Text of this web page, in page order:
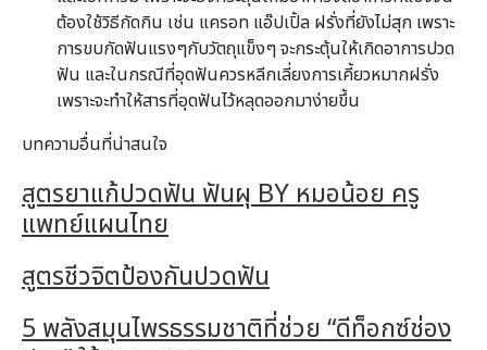
ต้องใช้วิธีกัดกิน เช่น แครอท แอ๊ปเปิ้ล ฝรั่งที่ยังไม่สุก เพราะ
การขบกัดฟันแรงๆกับวัตถุแข็งๆ จะกระตุ้นให้เกิดอาการปวด
ฟัน และในกรณีที่อุดฟันควรหลีกเลี่ยงการเคี้ยวหมากฝรั่ง
เพราะจะทำให้สารที่อุดฟันไว้หลุดออกมาง่ายขึ้น
บทความอื่นที่น่าสนใจ
สูตรยาแก้ปวดฟัน ฟันผุ BY หมอน้อย ครู
แพทย์แผนไทย
สูตรชีวจิตป้องกันปวดฟัน
5 พลังสมุนไพรธรรมชาติที่ช่วย “ดีท็อกซ์ช่อง